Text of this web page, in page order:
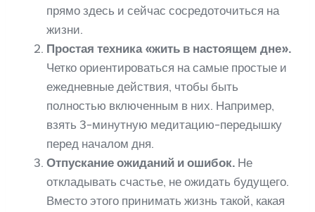
прямо здесь и сейчас сосредоточиться на
жизни.
Простая техника «жить в настоящем дне».
Четко ориентироваться на самые простые и
ежедневные действия, чтобы быть
полностью включенным в них. Например,
взять 3-минутную медитацию-передышку
перед началом дня.
Отпускание ожиданий и ошибок. Не
откладывать счастье, не ожидать будущего.
Вместо этого принимать жизнь такой, какая